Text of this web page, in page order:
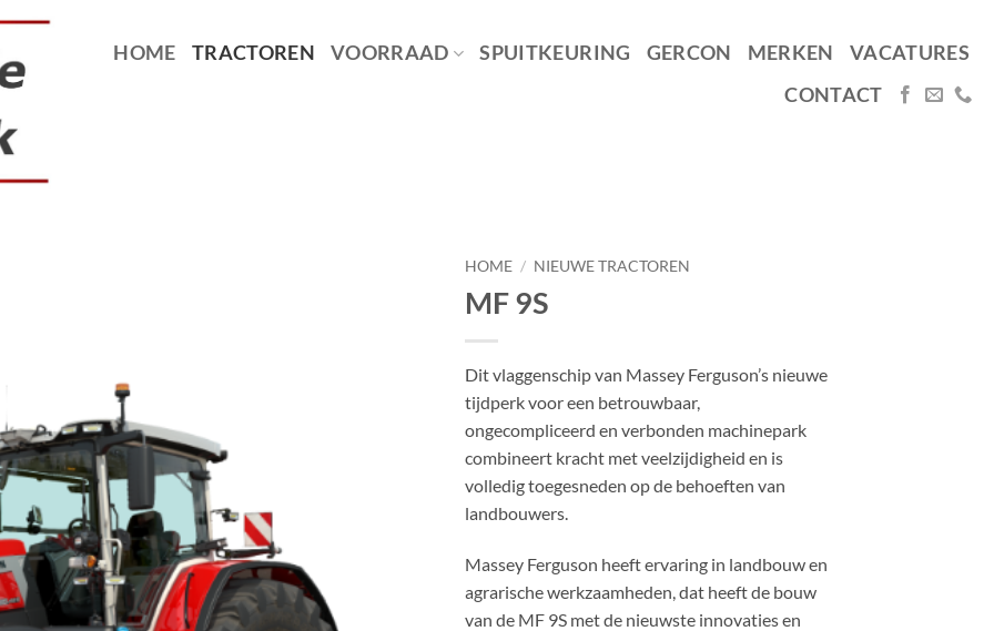
HOME TRACTOREN VOORRAAD SPUITKEURING GERCON MERKEN
VACATURES
CONTACT
HOME / NIEUWE TRACTOREN
MF 9S
Dit vlaggenschip van Massey Ferguson’s nieuwe
tijdperk voor een betrouwbaar,
ongecompliceerd en verbonden machinepark
combineert kracht met veelzijdigheid en is
volledig toegesneden op de behoeften van
landbouwers.
Massey Ferguson heeft ervaring in landbouw en
agrarische werkzaamheden, dat heeft de bouw
van de MF 9S met de nieuwste innovaties en